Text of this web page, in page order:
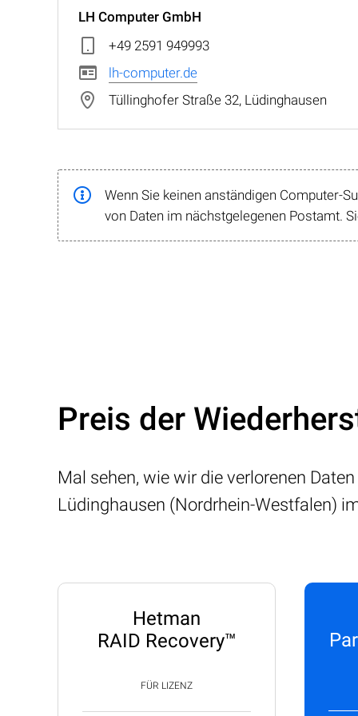
LH Computer GmbH
+49 2591 949993
lh-computer.de
Tüllinghofer Straße 32, Lüdinghausen
Wenn Sie keinen anständigen Computer-
von Daten im nächstgelegenen Postamt.
Preis der
Mal sehen, wie wir die verlorenen
Lüdinghausen (Nordrhein-Westfalen)
Hetman
RAID Recovery™
FÜR LIZENZ